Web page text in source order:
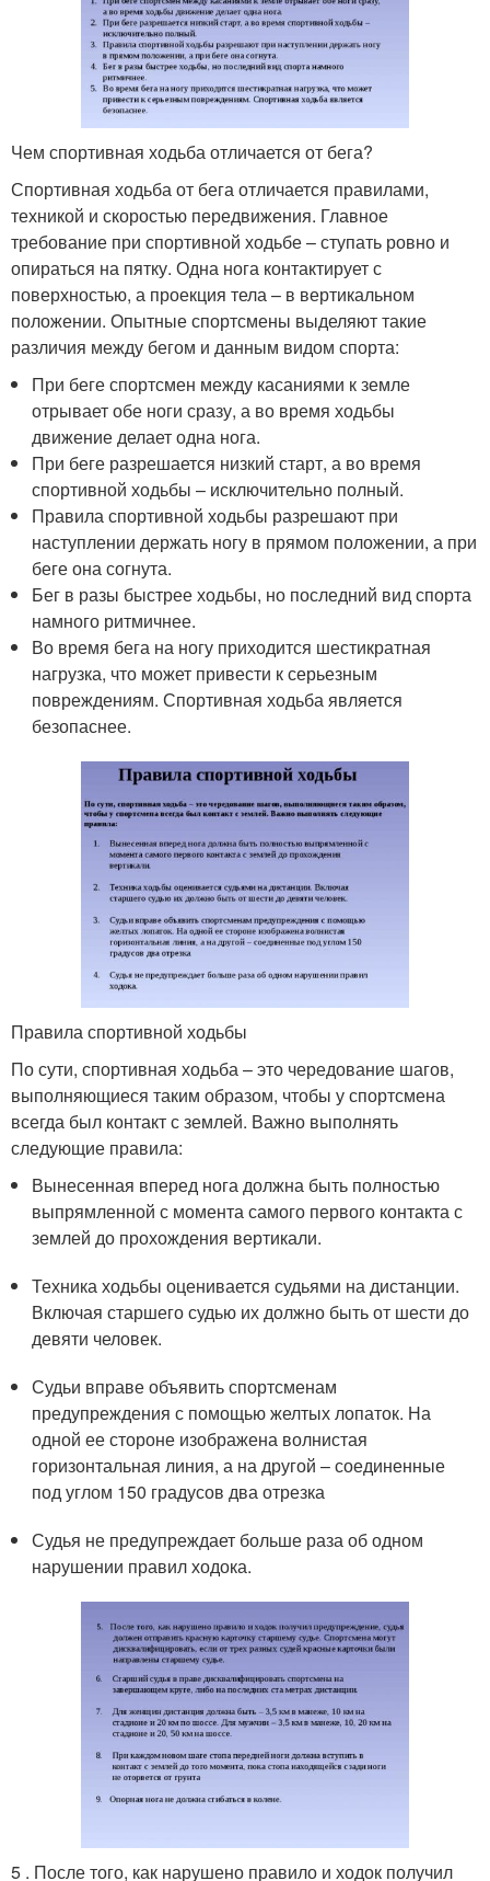
Чем спортивная ходьба отличается от бега?
Спортивная ходьба от бега отличается правилами,
техникой и скоростью передвижения. Главное
требование при спортивной ходьбе – ступать ровно и
опираться на пятку. Одна нога контактирует с
поверхностью, а проекция тела – в вертикальном
положении. Опытные спортсмены выделяют такие
различия между бегом и данным видом спорта:
При беге спортсмен между касаниями к земле
отрывает обе ноги сразу, а во время ходьбы
движение делает одна нога.
При беге разрешается низкий старт, а во время
спортивной ходьбы – исключительно полный.
Правила спортивной ходьбы разрешают при
наступлении держать ногу в прямом положении, а при
беге она согнута.
Бег в разы быстрее ходьбы, но последний вид спорта
намного ритмичнее.
Во время бега на ногу приходится шестикратная
нагрузка, что может привести к серьезным
повреждениям. Спортивная ходьба является
безопаснее.
Правила спортивной ходьбы
По сути, спортивная ходьба – это чередование шагов,
выполняющиеся таким образом, чтобы у спортсмена
всегда был контакт с землей. Важно выполнять
следующие правила:
Вынесенная вперед нога должна быть полностью
выпрямленной с момента самого первого контакта с
землей до прохождения вертикали.
Техника ходьбы оценивается судьями на дистанции.
Включая старшего судью их должно быть от шести до
девяти человек.
Судьи вправе объявить спортсменам
предупреждения с помощью желтых лопаток. На
одной ее стороне изображена волнистая
горизонтальная линия, а на другой – соединенные
под углом 150 градусов два отрезка
Судья не предупреждает больше раза об одном
нарушении правил ходока.
5 . После того, как нарушено правило и ходок получил